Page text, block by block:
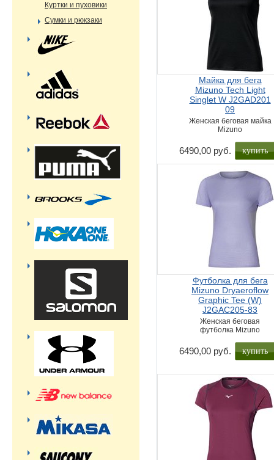
Майка для бега
Mizuno Tech Light
Singlet W J2GAD201
09
Женская беговая майка
Mizuno
6490,00 руб. купить
Футболка для бега
Mizuno Dryaeroflow
Graphic Tee (W)
J2GAC205-83
Женская беговая
футболка Mizuno
6490,00 руб. купить
Куртки и пуховики
Сумки и рюкзаки